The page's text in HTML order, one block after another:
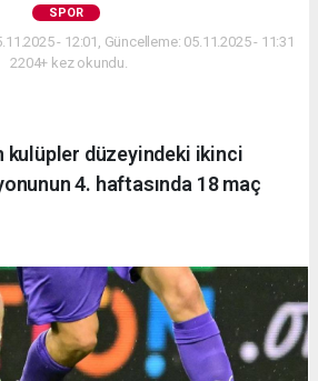
SPOR
- 12:01, Güncelleme: 05.11.2025 - 11:31
2204+ kez okundu.
kulüpler düzeyindeki ikinci
4. haftasında 18 maç